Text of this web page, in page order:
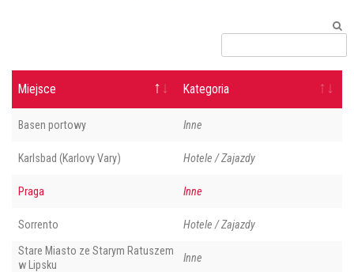
Miejsce Kategoria
Basen portowy Inne
Karlsbad (Karlovy Vary) Hotele / Zajazdy
Praga Inne
Sorrento Hotele / Zajazdy
Stare Miasto ze Starym Ratuszem
w Lipsku
Inne